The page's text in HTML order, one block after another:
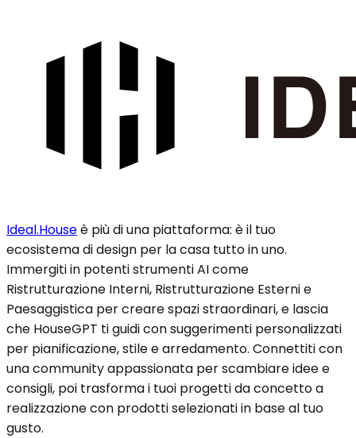
Ideal.Houseè più di una piattaforma: è il tuo
ecosistema di design per la casa tutto in uno.
Immergiti in potenti strumenti AI come
Ristrutturazione Interni, Ristrutturazione Esterni e
Paesaggistica per creare spazi straordinari, e lascia
che HouseGPT ti guidi con suggerimenti personalizzati
per pianificazione, stile e arredamento. Connettiti con
una community appassionata per scambiare idee e
consigli, poi trasforma i tuoi progetti da concetto a
realizzazione con prodotti selezionati in base al tuo
gusto.